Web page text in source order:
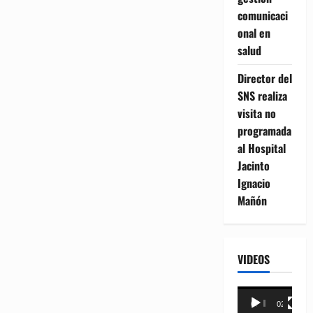
comunicaci
onal en
salud
Director del
SNS realiza
visita no
programada
al Hospital
Jacinto
Ignacio
Mañón
VIDEOS
Reproductor
00:00 02:18